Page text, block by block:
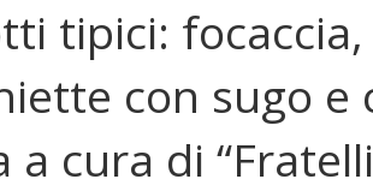
tipici: focaccia,
con sugo e
a cura di “Fratelli